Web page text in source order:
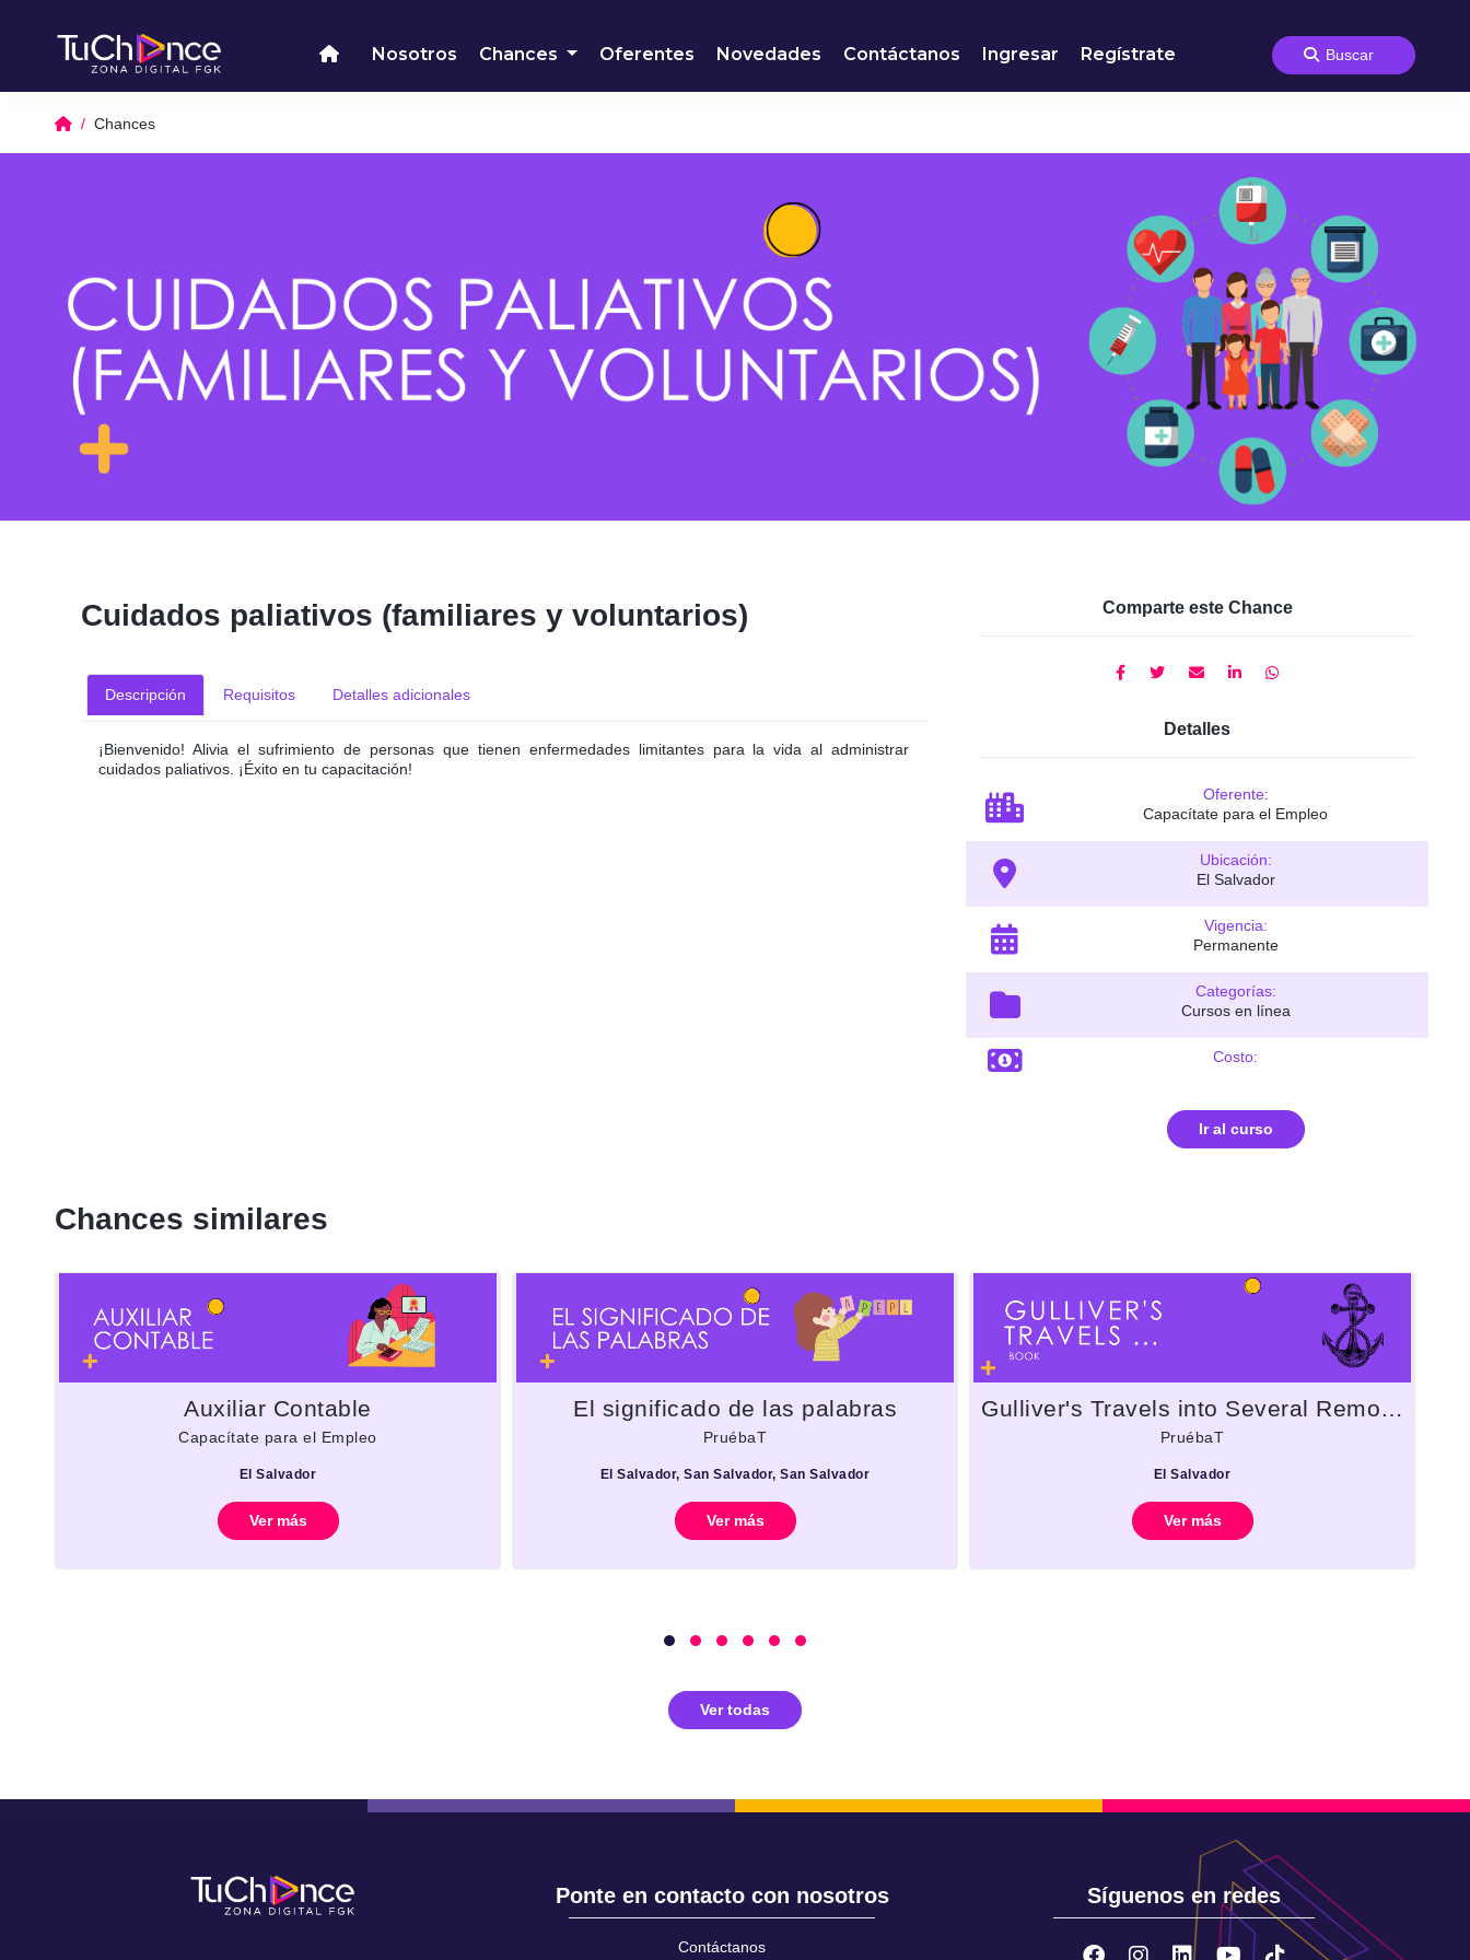
Nosotros Chances Oferentes Novedades Contáctanos Ingresar Regístrate
Chances
Cuidados paliativos (familiares y voluntarios)
Descripción Requisitos Detalles adicionales
¡Bienvenido! Alivia el sufrimiento de personas que tienen enfermedades limitantes para la vida al administrar
cuidados paliativos. ¡Éxito en tu capacitación!
Comparte este Chance
Detalles
Oferente:
Capacítate para el Empleo
Ubicación:
El Salvador
Vigencia:
Permanente
Categorías:
Cursos en línea
Costo:
Ir al curso
Chances similares
Auxiliar Contable
Capacítate para el Empleo
El Salvador
Ver más
El significado de las palabras
PruébaT
El Salvador, San Salvador, San Salvador
Ver más
Gulliver's Travels into Several Remote Nations of the World
PruébaT
El Salvador
Ver más
Ver todas
Ponte en contacto con nosotros
Contáctanos
Síguenos en redes